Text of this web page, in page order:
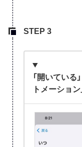
「開いている
トメーション